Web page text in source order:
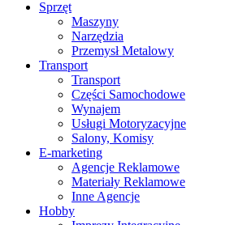
Sprzęt
Maszyny
Narzędzia
Przemysł Metalowy
Transport
Transport
Części Samochodowe
Wynajem
Usługi Motoryzacyjne
Salony, Komisy
E-marketing
Agencje Reklamowe
Materiały Reklamowe
Inne Agencje
Hobby